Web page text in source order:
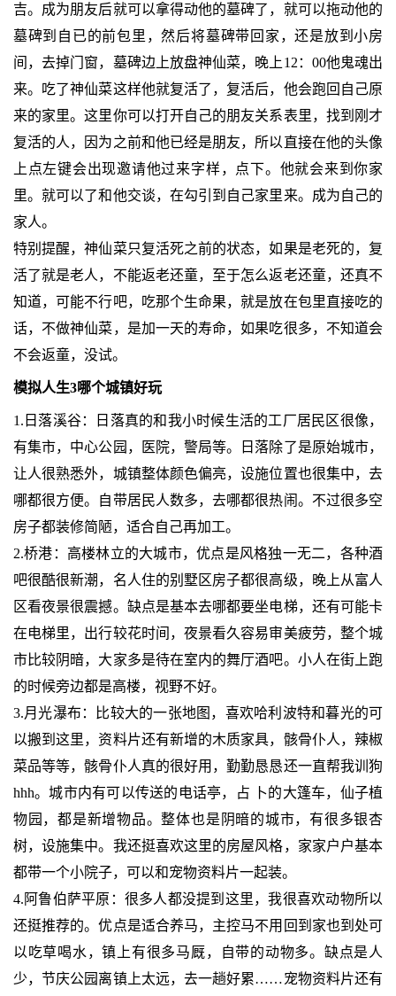
吉。成为朋友后就可以拿得动他的墓碑了，就可以拖动他的
墓碑到自已的前包里，然后将墓碑带回家，还是放到小房
间，去掉门窗，墓碑边上放盘神仙菜，晚上12：00他鬼魂出
来。吃了神仙菜这样他就复活了，复活后，他会跑回自己原
来的家里。这里你可以打开自己的朋友关系表里，找到刚才
复活的人，因为之前和他已经是朋友，所以直接在他的头像
上点左键会出现邀请他过来字样，点下。他就会来到你家
里。就可以了和他交谈，在勾引到自己家里来。成为自己的
家人。
特别提醒，神仙菜只复活死之前的状态，如果是老死的，复
活了就是老人，不能返老还童，至于怎么返老还童，还真不
知道，可能不行吧，吃那个生命果，就是放在包里直接吃的
话，不做神仙菜，是加一天的寿命，如果吃很多，不知道会
不会返童，没试。
模拟人生3哪个城镇好玩
1.日落溪谷：日落真的和我小时候生活的工厂居民区很像，
有集市，中心公园，医院，警局等。日落除了是原始城市，
让人很熟悉外，城镇整体颜色偏亮，设施位置也很集中，去
哪都很方便。自带居民人数多，去哪都很热闹。不过很多空
房子都装修简陋，适合自己再加工。
2.桥港：高楼林立的大城市，优点是风格独一无二，各种酒
吧很酷很新潮，名人住的别墅区房子都很高级，晚上从富人
区看夜景很震撼。缺点是基本去哪都要坐电梯，还有可能卡
在电梯里，出行较花时间，夜景看久容易审美疲劳，整个城
市比较阴暗，大家多是待在室内的舞厅酒吧。小人在街上跑
的时候旁边都是高楼，视野不好。
3.月光瀑布：比较大的一张地图，喜欢哈利波特和暮光的可
以搬到这里，资料片还有新增的木质家具，骸骨仆人，辣椒
菜品等等，骸骨仆人真的很好用，勤勤恳恳还一直帮我训狗
hhh。城市内有可以传送的电话亭，占 卜的大篷车，仙子植
物园，都是新增物品。整体也是阴暗的城市，有很多银杏
树，设施集中。我还挺喜欢这里的房屋风格，家家户户基本
都带一个小院子，可以和宠物资料片一起装。
4.阿鲁伯萨平原：很多人都没提到这里，我很喜欢动物所以
还挺推荐的。优点是适合养马，主控马不用回到家也到处可
以吃草喝水，镇上有很多马厩，自带的动物多。缺点是人
少，节庆公园离镇上太远，去一趟好累……宠物资料片还有